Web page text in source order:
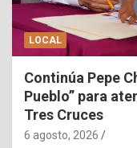
LOCAL
Continúa Pepe
Pueblo” para
Tres Cruces
6 agosto, 2026